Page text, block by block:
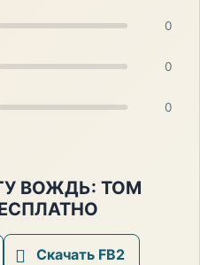
0
0
0
ВОЖДЬ: ТОМ
Скачать FB2